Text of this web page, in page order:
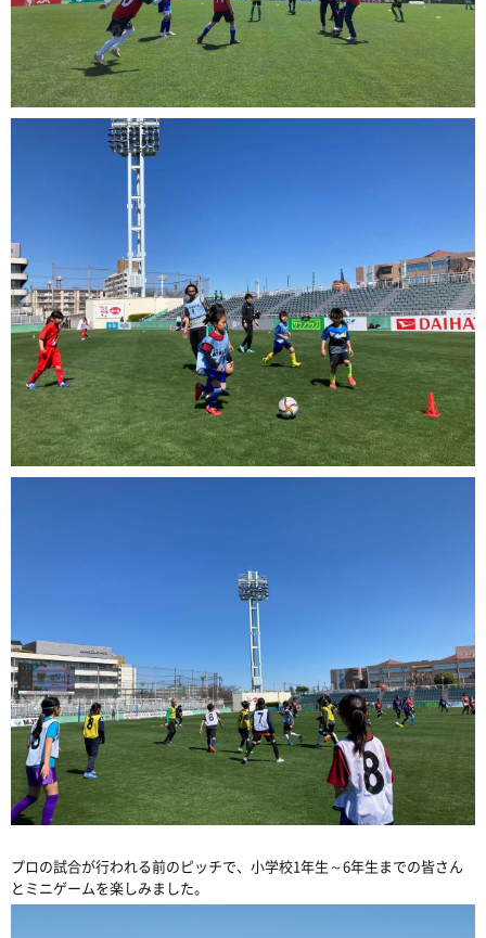
プロの試合が行われる前のピッチで、小学校1年生～6年生までの皆さん
とミニゲームを楽しみました。